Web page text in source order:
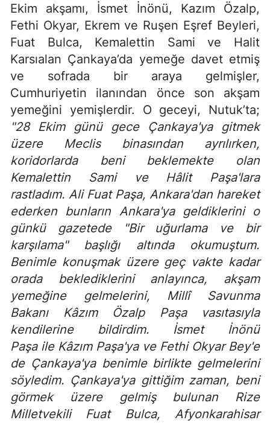
Ekim akşamı, İsmet İnönü, Kazım Özalp,
Fethi Okyar, Ekrem ve Ruşen Eşref Beyleri,
Fuat Bulca, Kemalettin Sami ve Halit
Karsıalan Çankaya’da yemeğe davet etmiş
ve sofrada bir araya gelmişler,
Cumhuriyetin ilanından önce son akşam
yemeğini yemişlerdir. O geceyi, Nutuk’ta;
"28 Ekim günü gece Çankaya'ya gitmek
üzere Meclis binasından ayrılırken,
koridorlarda beni beklemekte olan
Kemalettin Sami ve Hâlit Paşa'lara
rastladım. Ali Fuat Paşa, Ankara'dan hareket
ederken bunların Ankara'ya geldiklerini o
günkü gazetede "Bir uğurlama ve bir
karşılama" başlığı altında okumuştum.
Benimle konuşmak üzere geç vakte kadar
orada beklediklerini anlayınca, akşam
yemeğine gelmelerini, Millî Savunma
Bakanı Kâzım Özalp Paşa vasıtasıyla
kendilerine bildirdim. İsmet İnönü
Paşa ile Kâzım Paşa'ya ve Fethi Okyar Bey'e
de Çankaya'ya benimle birlikte gelmelerini
söyledim. Çankaya'ya gittiğim zaman, beni
görmek üzere gelmiş bulunan Rize
Milletvekili Fuat Bulca, Afyonkarahisar